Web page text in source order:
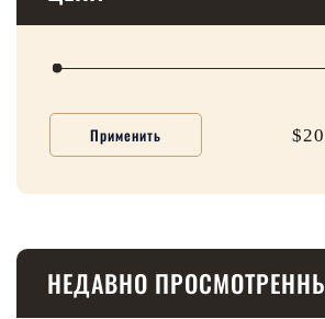
Применить
НЕДАВНО